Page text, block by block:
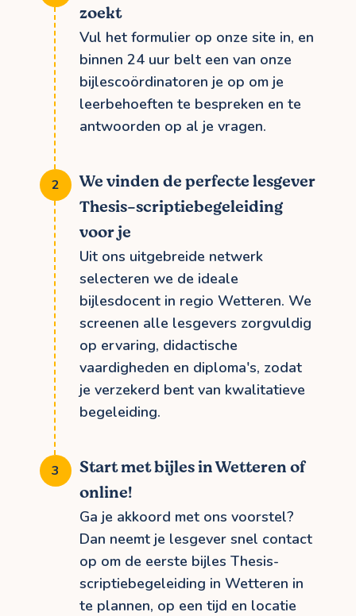
zoekt
Vul het formulier op onze site in, en
binnen 24 uur belt een van onze
bijlescoördinatoren je op om je
leerbehoeften te bespreken en te
antwoorden op al je vragen.
We vinden de perfecte lesgever
Thesis-scriptiebegeleiding
voor je
Uit ons uitgebreide netwerk
selecteren we de ideale
bijlesdocent in regio Wetteren. We
screenen alle lesgevers zorgvuldig
op ervaring, didactische
vaardigheden en diploma's, zodat
je verzekerd bent van kwalitatieve
begeleiding.
Start met bijles in Wetteren of
online!
Ga je akkoord met ons voorstel?
Dan neemt je lesgever snel contact
op om de eerste bijles Thesis-
scriptiebegeleiding in Wetteren in
te plannen, op een tijd en locatie